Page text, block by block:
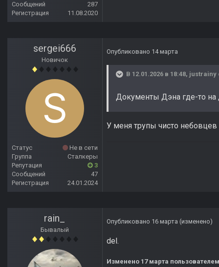
Сообщений
287
Регистрация
11.08.2020
sergei666
Новичок
Статус
Не в сети
Группа
Сталкеры
Репутация
3
Сообщений
47
Регистрация
24.01.2024
Опубликовано 14 марта
В 12.01.2026 в 18:48, justrainy
Документы Дэна где-то на
У меня трупы чисто небовцев
rain_
Бывалый
Опубликовано 16 марта (изменено)
del.
Изменено 17 марта